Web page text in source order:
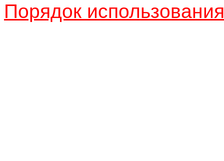
Порядок